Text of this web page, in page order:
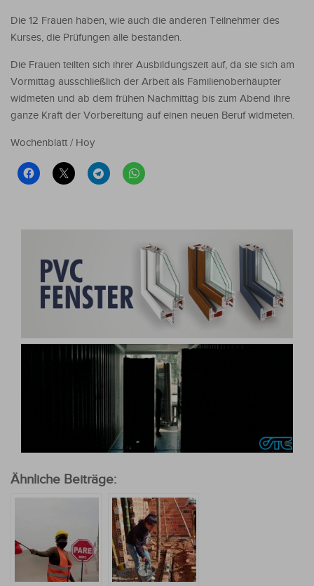
Die 12 Frauen haben, wie auch die anderen Teilnehmer des
Kurses, die Prüfungen alle bestanden.
Die Frauen teilten sich ihrer Ausbildungszeit auf, da sie sich am
Vormittag ausschließlich der Arbeit als Familienoberhäupter
widmeten und ab dem frühen Nachmittag bis zum Abend ihre
ganze Kraft der Vorbereitung auf einen neuen Beruf widmeten.
Wochenblatt / Hoy
Ähnliche Beiträge: